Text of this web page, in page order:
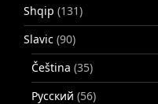
Shqip (131)
Slavic (90)
Čeština (35)
Русский (56)